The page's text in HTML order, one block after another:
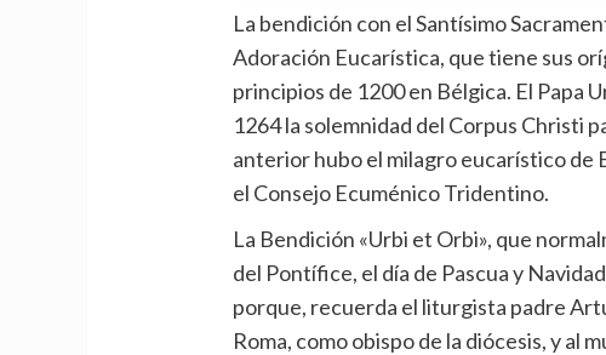
La bendición con el Santísimo
Adoración Eucarística, que tiene sus
principios de 1200 en Bélgica. El Papa
1264 la solemnidad del Corpus Christi
anterior hubo el milagro eucarístico de
el Consejo Ecuménico Tridentino.
La Bendición «Urbi et Orbi», que
del Pontífice, el día de Pascua y
porque, recuerda el liturgista padre
Roma, como obispo de la diócesis, y al